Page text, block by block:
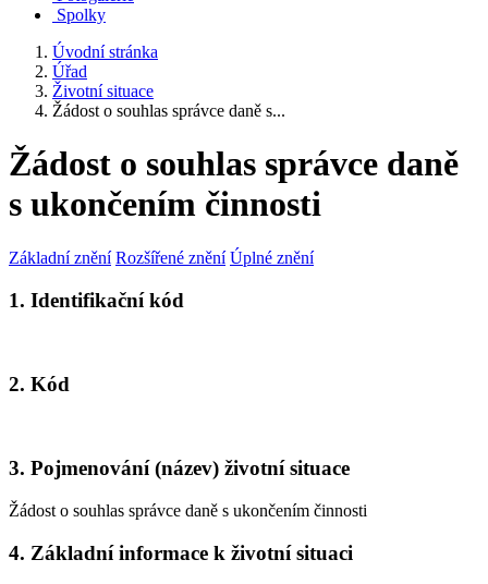
Spolky
Úvodní stránka
Úřad
Životní situace
Žádost o souhlas správce daně s...
Žádost o souhlas správce daně
s ukončením činnosti
Základní znění Rozšířené znění Úplné znění
1. Identifikační kód
2. Kód
3. Pojmenování (název) životní situace
Žádost o souhlas správce daně s ukončením činnosti
4. Základní informace k životní situaci